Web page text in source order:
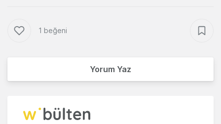
1 beğeni
Yorum Yaz